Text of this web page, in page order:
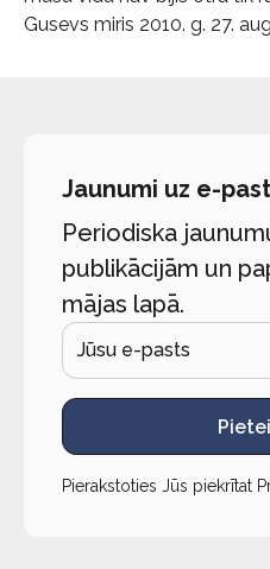
Gusevs miris 2010. g. 27.
Jaunumi uz e-
Periodiska
publikācijām un
mājas lapā.
Pierakstoties Jūs piekrītat